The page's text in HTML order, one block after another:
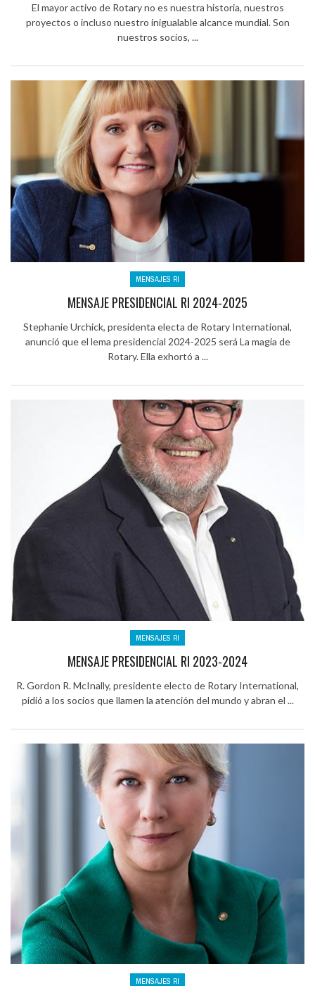
El mayor activo de Rotary no es nuestra historia, nuestros
proyectos o incluso nuestro inigualable alcance mundial. Son
nuestros socios, ...
MENSAJES RI
MENSAJE PRESIDENCIAL RI 2024-2025
Stephanie Urchick, presidenta electa de Rotary International,
anunció que el lema presidencial 2024-2025 será La magia de
Rotary. Ella exhortó a ...
MENSAJES RI
MENSAJE PRESIDENCIAL RI 2023-2024
R. Gordon R. McInally, presidente electo de Rotary International,
pidió a los socios que llamen la atención del mundo y abran el ...
MENSAJES RI